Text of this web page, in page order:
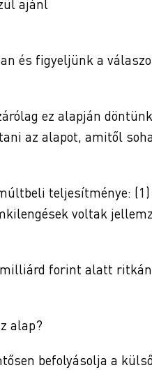
ajánl
és figyeljünk a
ez alapján
az alapot, amitől
teljesítménye:
voltak
milliárd forint alatt
alap?
befolyásolja a